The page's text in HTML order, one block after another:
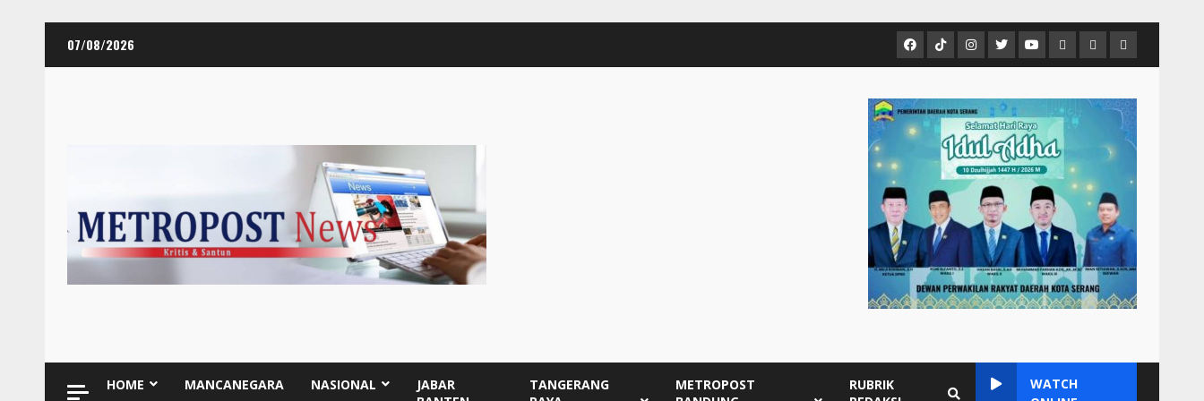
07/08/2026 FacebookTiktok
Metropostnews
Group
Instagram
TwitterYoutubeMCTVVIDEO
NEWS
MUSIC
Player
Embed
HOME MANCANEGARA NASIONAL
JABAR
TANGERANG
METROPOST
RUBRIK
WATCH